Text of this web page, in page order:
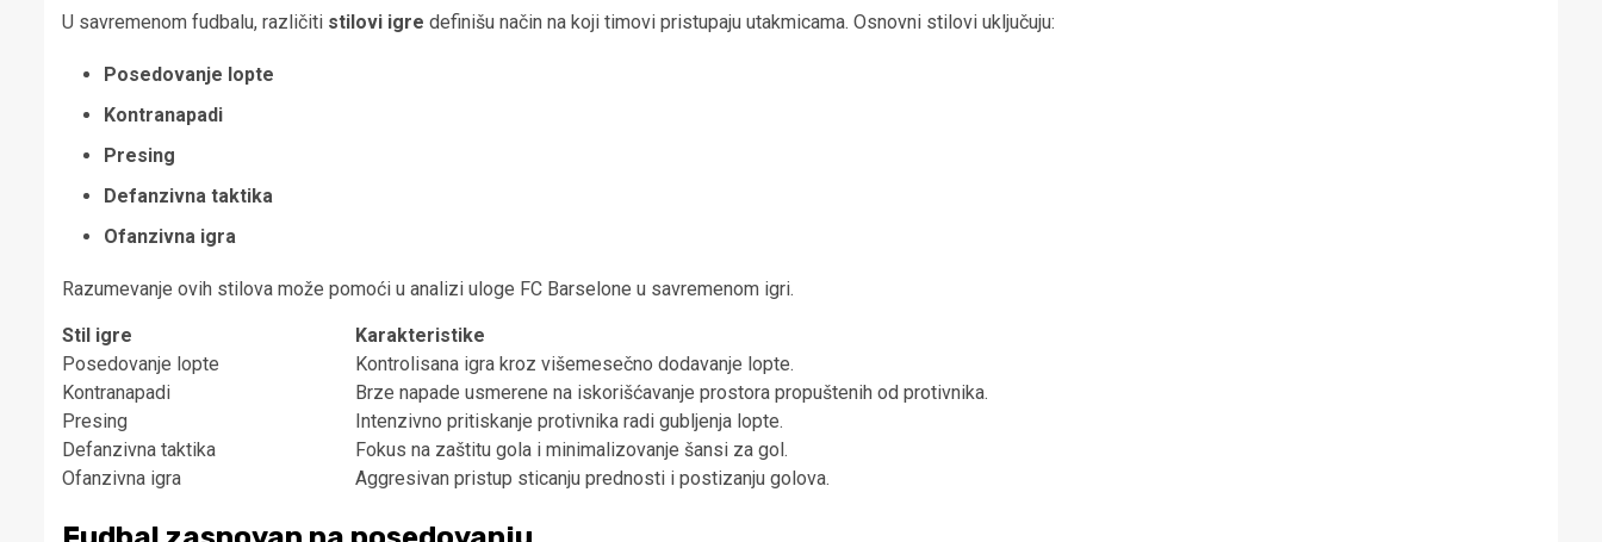
U savremenom fudbalu, različiti stilovi igre definišu način na koji timovi pristupaju utakmicama. Osnovni stilovi uključuju:
Posedovanje lopte
Kontranapadi
Presing
Defanzivna taktika
Ofanzivna igra
Razumevanje ovih stilova može pomoći u analizi uloge FC Barselone u savremenom igri.
Stil igre
Karakteristike
Posedovanje lopte
Kontrolisana igra kroz višemesečno dodavanje lopte.
Kontranapadi
Brze napade usmerene na iskorišćavanje prostora propuštenih od protivnika.
Presing
Intenzivno pritiskanje protivnika radi gubljenja lopte.
Defanzivna taktika
Fokus na zaštitu gola i minimalizovanje šansi za gol.
Ofanzivna igra
Aggresivan pristup sticanju prednosti i postizanju golova.